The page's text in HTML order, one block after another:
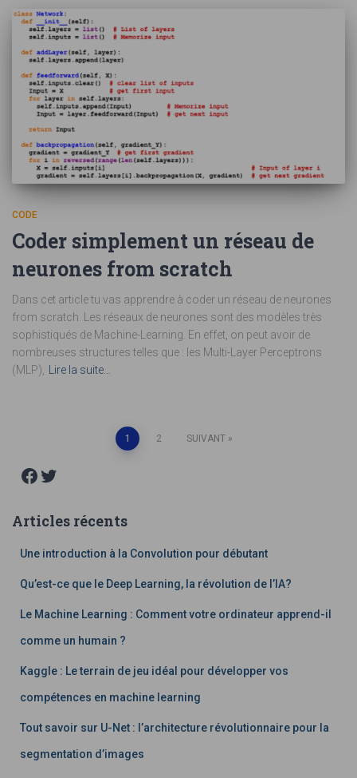
CODE
Coder simplement un réseau de
neurones from scratch
Dans cet article tu vas apprendre à coder un réseau de neurones
from scratch. Les réseaux de neurones sont des modèles très
sophistiqués de Machine-Learning. En effet, on peut avoir de
nombreuses structures telles que : les Multi-Layer Perceptrons
(MLP),
Lire la suite…
Pagination
des
publications
1 2 SUIVANT
Facebook Twitter
Articles récents
Une introduction à la Convolution pour débutant
Qu’est-ce que le Deep Learning, la révolution de l’IA?
Le Machine Learning : Comment votre ordinateur apprend-il
comme un humain ?
Kaggle : Le terrain de jeu idéal pour développer vos
compétences en machine learning
Tout savoir sur U-Net : l’architecture révolutionnaire pour la
segmentation d’images